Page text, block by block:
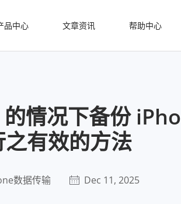
品中心 文章资讯 帮助中心
情况下备份
有效的方法
数据传输 Dec 11, 2025